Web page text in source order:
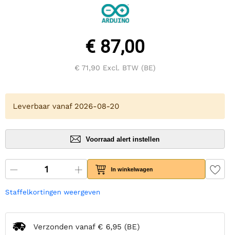
€ 87,00
€ 71,90 Excl. BTW (BE)
Leverbaar vanaf 2026-08-20
Voorraad alert instellen
In winkelwagen
Staffelkortingen weergeven
Verzonden vanaf € 6,95 (BE)